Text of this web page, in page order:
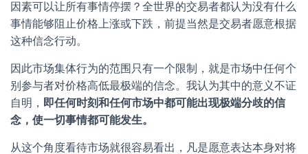
因素可以让所有事情停摆？全世界的交易者都认为没有什么
事情能够阻止价格上涨或下跌，前提当然是交易者愿意根据
这种信念行动。
因此市场集体行为的范围只有一个限制，就是市场中任何个
别参与者对价格高低最极端的信念。我认为其中的意义不证
自明， 即任何时刻和任何市场中都可能出现极端分歧的信
念，使一切事情都可能发生。
从这个角度看待市场就很容易看出，凡是愿意表达本身对将